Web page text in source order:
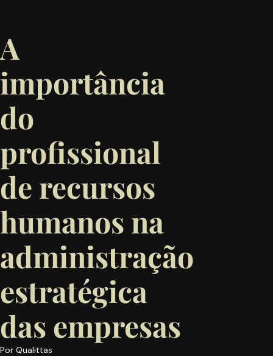
A
importância
do
profissional
de recursos
humanos na
administração
estratégica
das empresas
Por Qualittas